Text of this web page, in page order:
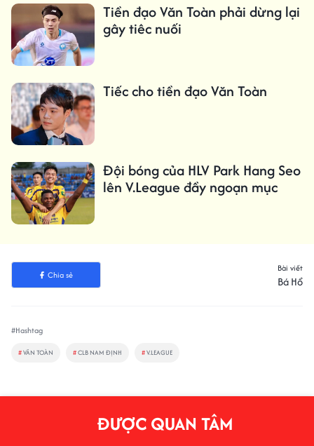
Tiền đạo Văn Toàn phải dừng lại
gây tiêc nuối
Tiếc cho tiền đạo Văn Toàn
Đội bóng của HLV Park Hang Seo
lên V.League đầy ngoạn mục
Chia sẻ
Bài viết
Bá Hổ
#Hashtag
#VĂN TOÀN #CLB NAM ĐỊNH #V.LEAGUE
ĐƯỢC QUAN TÂM